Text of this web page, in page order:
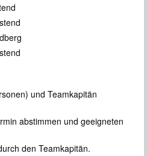
und Teamkapitän
abstimmen und geeigneten
den Teamkapitän.